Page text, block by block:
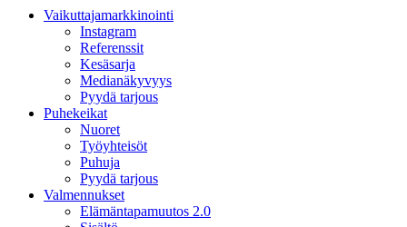
Vaikuttajamarkkinointi
Instagram
Referenssit
Kesäsarja
Medianäkyvyys
Pyydä tarjous
Puhekeikat
Nuoret
Työyhteisöt
Puhuja
Pyydä tarjous
Valmennukset
Elämäntapamuutos 2.0